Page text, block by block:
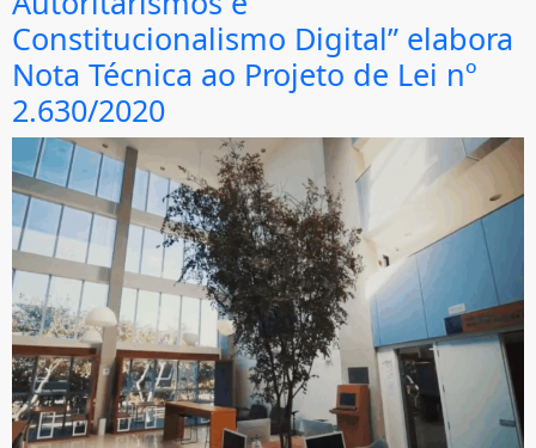
Constitucionalismo Digital” elabora
Nota Técnica ao Projeto de Lei nº
2.630/2020